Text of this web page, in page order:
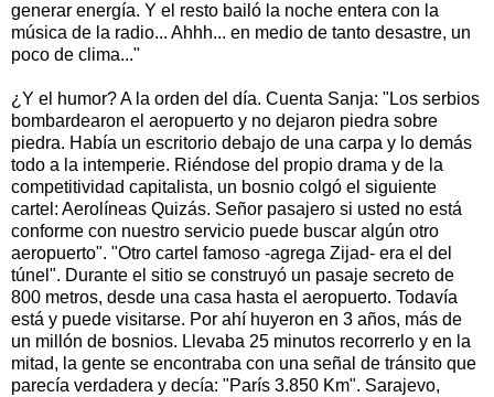
generar energía. Y el resto bailó la noche entera con la
música de la radio... Ahhh... en medio de tanto desastre, un
poco de clima..."
¿Y el humor? A la orden del día. Cuenta Sanja: "Los serbios
bombardearon el aeropuerto y no dejaron piedra sobre
piedra. Había un escritorio debajo de una carpa y lo demás
todo a la intemperie. Riéndose del propio drama y de la
competitividad capitalista, un bosnio colgó el siguiente
cartel: Aerolíneas Quizás. Señor pasajero si usted no está
conforme con nuestro servicio puede buscar algún otro
aeropuerto". "Otro cartel famoso -agrega Zijad- era el del
túnel". Durante el sitio se construyó un pasaje secreto de
800 metros, desde una casa hasta el aeropuerto. Todavía
está y puede visitarse. Por ahí huyeron en 3 años, más de
un millón de bosnios. Llevaba 25 minutos recorrerlo y en la
mitad, la gente se encontraba con una señal de tránsito que
parecía verdadera y decía: "París 3.850 Km". Sarajevo,